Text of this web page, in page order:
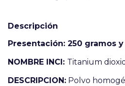
Descripción
Presentación: 250 gramos
NOMBRE INCI: Titanium
DESCRIPCION: Polvo